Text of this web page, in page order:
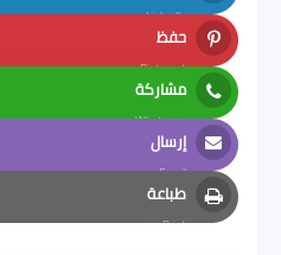
LinkedIn
حفظ
Pinterest
مشاركة
Whatsapp
إرسال
Email
طباعة
Print